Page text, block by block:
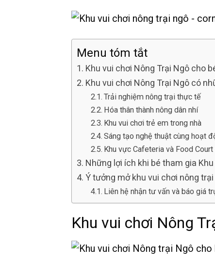
Menu tóm tắt
Khu vui chơi Nông Trại Ngô cho
Khu vui chơi Nông Trại Ngô có
Trải nghiệm nông trại thực tế
Hóa thân thành nông dân nhí
Khu vui chơi trẻ em trong nhà
Sáng tạo nghệ thuật cùng hoạt
Khu vực Cafeteria và Food
Những lợi ích khi bé tham gia
Ý tưởng mở khu vui chơi nông
Liên hệ nhận tư vấn và báo giá
Khu vui chơi Nông